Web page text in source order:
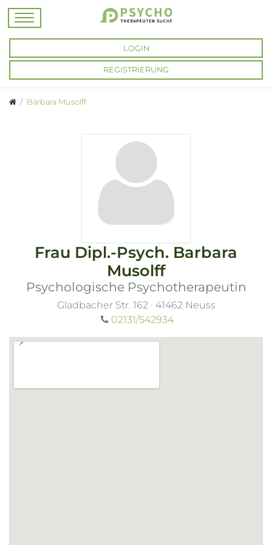
LOGIN
REGISTRIERUNG
Barbara Musolff
Frau Dipl.-Psych. Barbara
Musolff
Psychologische Psychotherapeutin
Gladbacher Str. 162 · 41462 Neuss
02131/542934